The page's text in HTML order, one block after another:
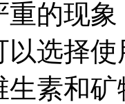
重的现
选择
生素和